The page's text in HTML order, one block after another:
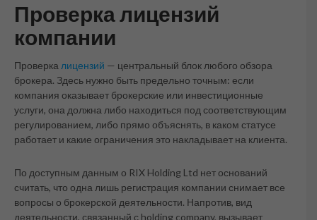
Проверка лицензий
компании
Проверка лицензий — центральный блок любого обзора
брокера. Здесь нужно быть предельно точным: если
компания оказывает брокерские или инвестиционные
услуги, она должна либо находиться под соответствующим
регулированием, либо прямо объяснять, в каком статусе
работает и какие ограничения это накладывает на клиента.
По доступным данным о RIX Holding Ltd нет оснований
считать, что одна лишь регистрация компании снимает все
вопросы о брокерской деятельности. Напротив, вид
деятельности, связанный с holding company, вызывает